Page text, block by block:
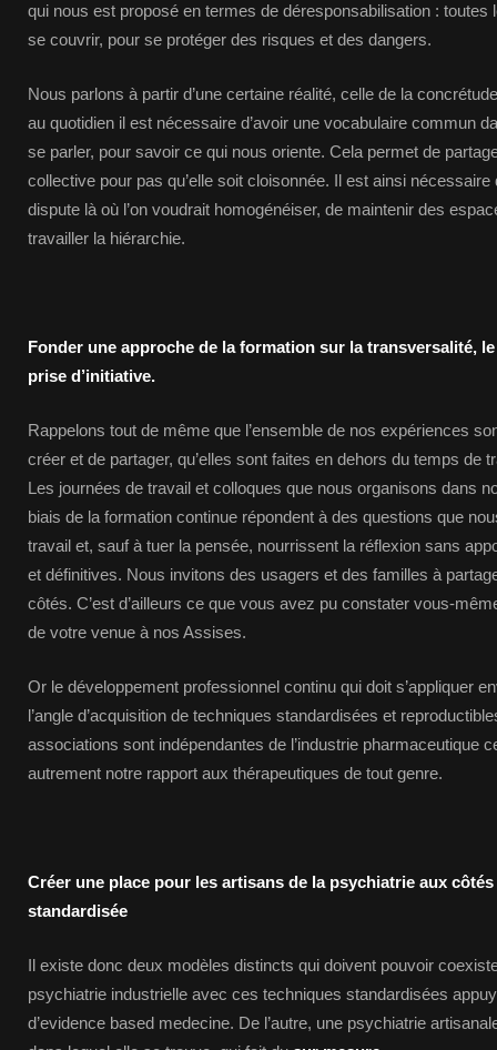
qui nous est proposé en termes de déresponsabilisation : toutes
se couvrir, pour se protéger des risques et des dangers.
Nous parlons à partir d’une certaine réalité, celle de la
au quotidien il est nécessaire d’avoir une vocabulaire commun
se parler, pour savoir ce qui nous oriente. Cela permet de
collective pour pas qu’elle soit cloisonnée. Il est ainsi
dispute là où l’on voudrait homogénéiser, de maintenir des
travailler la hiérarchie.
Fonder une approche de la formation sur la transversalité,
prise d’initiative.
Rappelons tout de même que l’ensemble de nos expériences
créer et de partager, qu’elles sont faites en dehors du temps de
Les journées de travail et colloques que nous organisons dans
biais de la formation continue répondent à des questions que
travail et, sauf à tuer la pensée, nourrissent la réflexion sans
et définitives. Nous invitons des usagers et des familles à
côtés. C’est d’ailleurs ce que vous avez pu constater vous-
de votre venue à nos Assises.
Or le développement professionnel continu qui doit s’appliquer
l’angle d’acquisition de techniques standardisées et
associations sont indépendantes de l’industrie pharmaceutique
autrement notre rapport aux thérapeutiques de tout genre.
Créer une place pour les artisans de la psychiatrie aux
standardisée
Il existe donc deux modèles distincts qui doivent pouvoir
psychiatrie industrielle avec ces techniques standardisées
d’evidence based medecine. De l’autre, une psychiatrie